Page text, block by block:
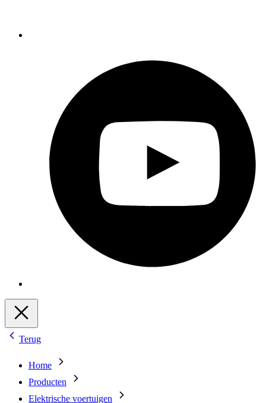
Terug
Home
Producten
Elektrische voertuigen